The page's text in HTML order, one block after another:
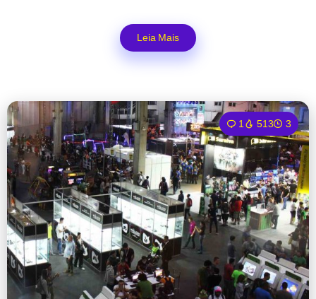
Leia Mais
1 513 3